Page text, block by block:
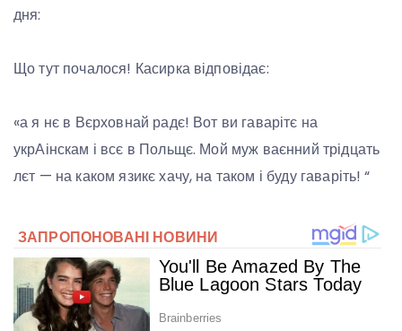
дня:
Що тут почалося! Касирка відповідає:
«а я нє в Вєрховнай радє! Вот ви гаварітє на
укрАінскам і всє в Польщє. Мой муж ваєнний трідцать
лєт — на каком язикє хачу, на таком і буду гаваріть! “